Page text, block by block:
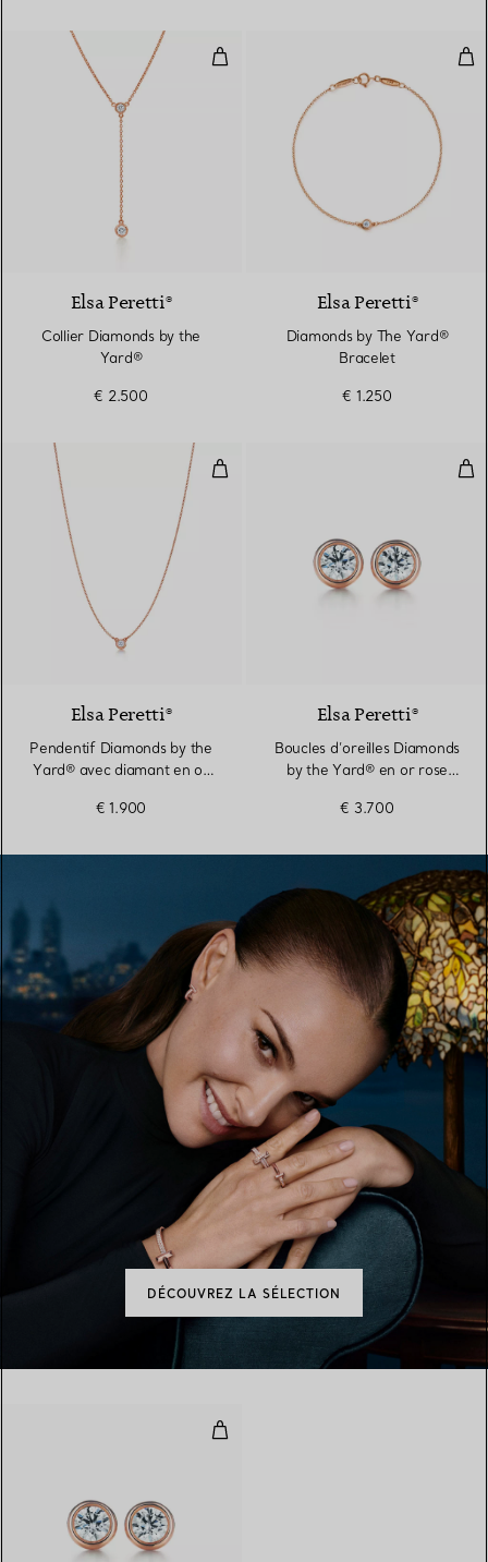
Collier Diamonds by the Yard®
Elsa Peretti®
Collier Diamonds by the
Yard®
€ 2.500
Elsa Peretti®
Diamonds by The Yard®
Bracelet
€ 1.250
Pendentif Diamonds by the
Elsa Peretti®
Pendentif Diamonds by the
Yard® avec diamant en or
€ 1.900
Elsa Peretti®
Boucles d’oreilles Diamonds
by the Yard® en or rose
€ 3.700
DÉCOUVREZ LA SÉLECTION
Diamonds by The Yard®